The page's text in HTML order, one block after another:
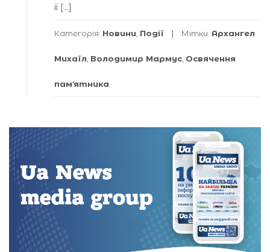
її […]
Категорія: Новини Події Мітки: Архангел
Михаїл Володимир Мармус Освячення
памʼятника